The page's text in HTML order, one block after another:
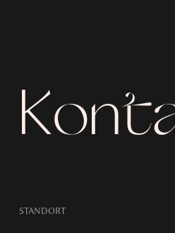
STANDORT